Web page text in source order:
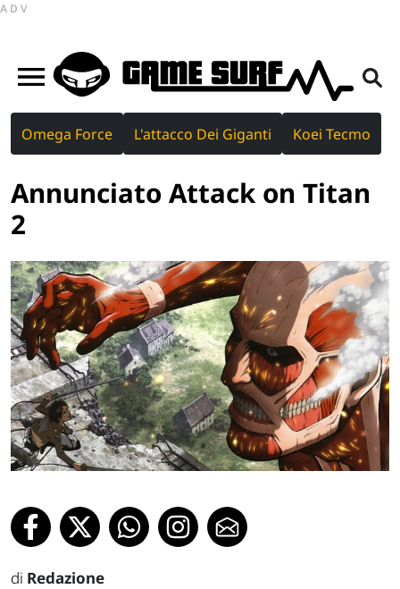
ADV
Omega Force L'attacco Dei Giganti Koei Tecmo
Annunciato Attack on Titan
2
di Redazione